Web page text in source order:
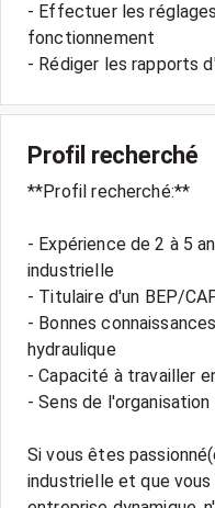
- Effectuer les
fonctionnement
Profil recherché
**Profil recherché:**
- Expérience de 2 à 5
industrielle
- Titulaire d'un BEP/
- Bonnes
hydraulique
- Capacité à travailler
- Sens de
Si vous êtes
industrielle et que